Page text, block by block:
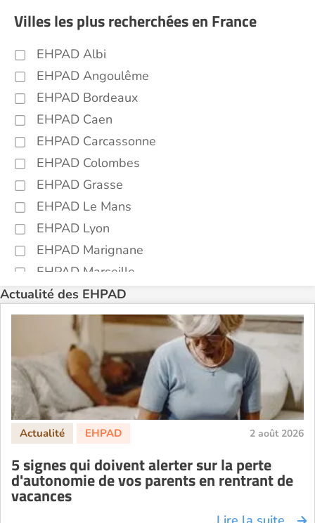
Villes les plus recherchées en France
EHPAD Albi
EHPAD Angoulême
EHPAD Bordeaux
EHPAD Caen
EHPAD Carcassonne
EHPAD Colombes
EHPAD Grasse
EHPAD Le Mans
EHPAD Lyon
EHPAD Marignane
EHPAD Marseille
EHPAD Montpellier
EHPAD Nantes
EHPAD Nice
EHPAD Paris
EHPAD Royan
EHPAD Saint-Etienne
EHPAD Toulouse
EHPAD Tours
EHPAD Troyes
Recherche par ville
Actualité des EHPAD
2 août 2026
5 signes qui doivent alerter sur la perte
d'autonomie de vos parents en rentrant de
vacances